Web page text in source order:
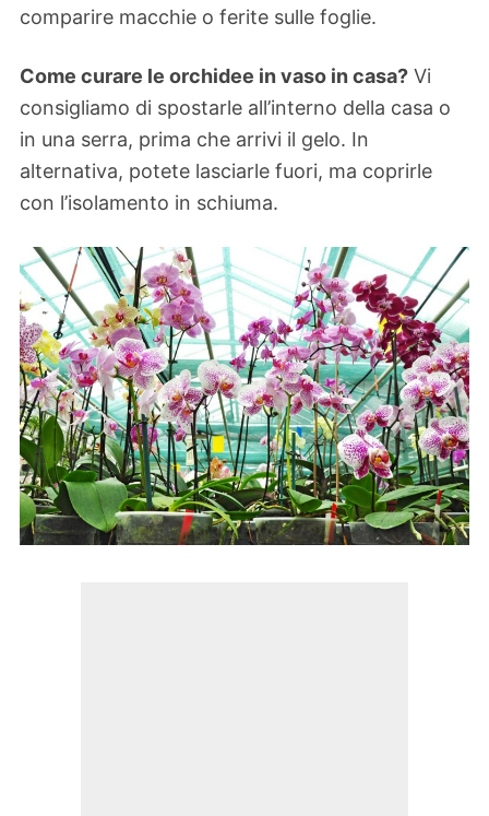
comparire macchie o ferite sulle foglie.
Come curare le orchidee in vaso in casa? Vi
consigliamo di spostarle all’interno della casa o
in una serra, prima che arrivi il gelo. In
alternativa, potete lasciarle fuori, ma coprirle
con l’isolamento in schiuma.